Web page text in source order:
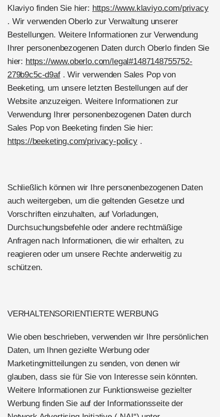
Klaviyo finden Sie hier: https://www.klaviyo.com/privacy
. Wir verwenden Oberlo zur Verwaltung unserer
Bestellungen. Weitere Informationen zur Verwendung
Ihrer personenbezogenen Daten durch Oberlo finden Sie
hier: https://www.oberlo.com/legal#1487148755752-
279b9c5c-d9af. Wir verwenden Sales Pop von
Beeketing, um unsere letzten Bestellungen auf der
Website anzuzeigen. Weitere Informationen zur
Verwendung Ihrer personenbezogenen Daten durch
Sales Pop von Beeketing finden Sie hier:
https://beeketing.com/privacy-policy.
Schließlich können wir Ihre personenbezogenen Daten
auch weitergeben, um die geltenden Gesetze und
Vorschriften einzuhalten, auf Vorladungen,
Durchsuchungsbefehle oder andere rechtmäßige
Anfragen nach Informationen, die wir erhalten, zu
reagieren oder um unsere Rechte anderweitig zu
schützen.
VERHALTENSORIENTIERTE WERBUNG
Wie oben beschrieben, verwenden wir Ihre persönlichen
Daten, um Ihnen gezielte Werbung oder
Marketingmitteilungen zu senden, von denen wir
glauben, dass sie für Sie von Interesse sein könnten.
Weitere Informationen zur Funktionsweise gezielter
Werbung finden Sie auf der Informationsseite der